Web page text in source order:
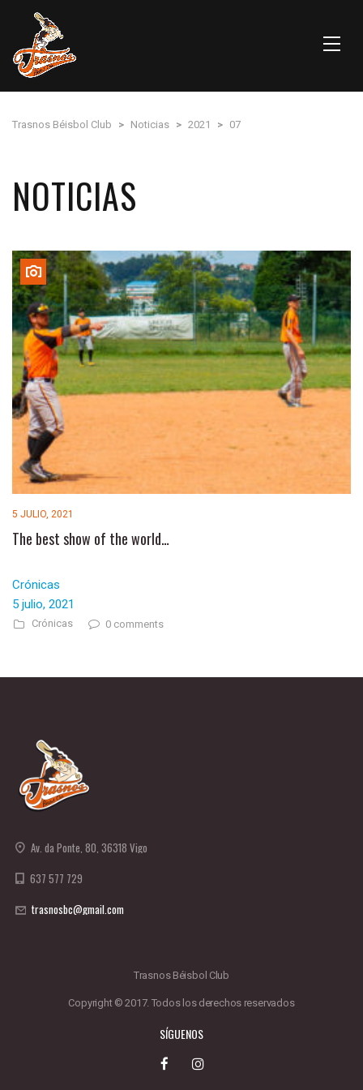
Trasnos Béisbol Club > Noticias > 2021 > 07
NOTICIAS
5 JULIO, 2021
The best show of the world…
Crónicas
5 julio, 2021
Crónicas 0 comments
Av. da Ponte, 80, 36318 Vigo
637 577 729
trasnosbc@gmail.com
Trasnos Béisbol Club
Copyright © 2017. Todos los derechos reservados
SÍGUENOS